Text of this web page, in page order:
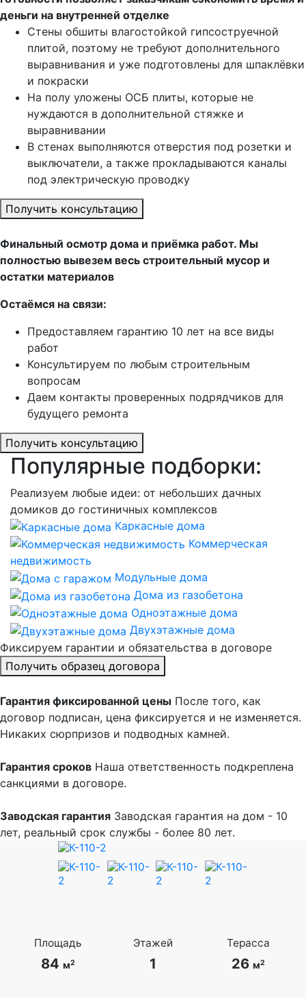
деньги на внутренней отделке
Стены обшиты влагостойкой гипсоструечной
плитой, поэтому не требуют дополнительного
выравнивания и уже подготовлены для шпаклёвки
и покраски
На полу уложены ОСБ плиты, которые не
нуждаются в дополнительной стяжке и
выравнивании
В стенах выполняются отверстия под розетки и
выключатели, а также прокладываются каналы
под электрическую проводку
Получить консультацию
Финальный осмотр дома и приёмка работ. Мы
полностью вывезем весь строительный мусор и
остатки материалов
Остаёмся на связи:
Предоставляем гарантию 10 лет на все виды
работ
Консультируем по любым строительным
вопросам
Даем контакты проверенных подрядчиков для
будущего ремонта
Получить консультацию
Популярные подборки:
Реализуем любые идеи: от небольших дачных
домиков до гостиничных комплексов
Каркасные дома
Коммерческая
недвижимость
Модульные дома
Дома из газобетона
Одноэтажные дома
Двухэтажные дома
Фиксируем гарантии и обязательства в договоре
Получить образец договора
Гарантия фиксированной цены После того, как
договор подписан, цена фиксируется и не изменяется.
Никаких сюрпризов и подводных камней.
Гарантия сроков Наша ответственность подкреплена
санкциями в договоре.
Заводская гарантия Заводская гарантия на дом - 10
лет, реальный срок службы - более 80 лет.
Площадь
84 м2
Этажей
1
Терасса
26 м2